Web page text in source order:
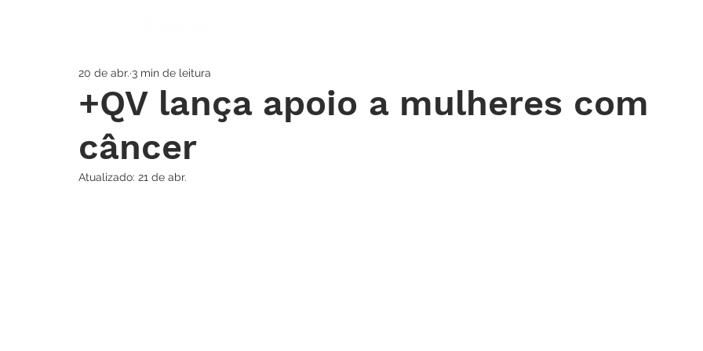
+QV lança apoio a mulheres com
câncer
20 de abr. 3 min de leitura
Atualizado: 21 de abr.